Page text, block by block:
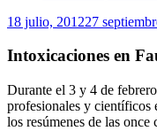
18 julio, 201227
Intoxicaciones en
Durante el 3 y 4 de
profesionales y científicos
los resúmenes de las